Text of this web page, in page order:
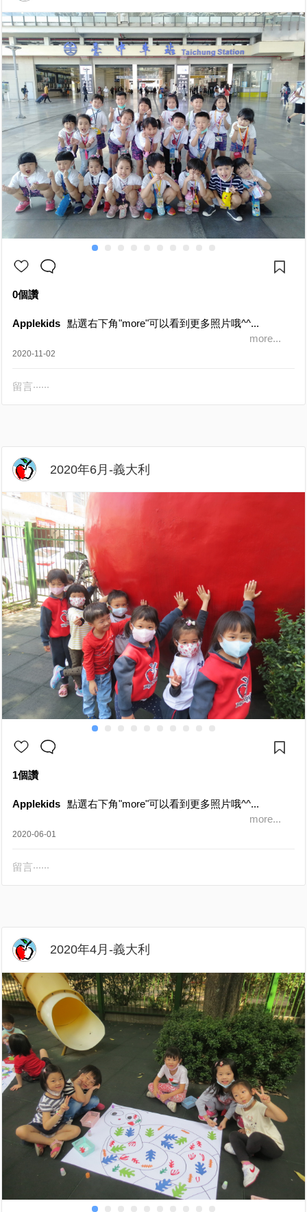
0個讚
Applekids
點選右下角"more"可以看到更多照片哦^^...
more...
2020-11-02
留言‧‧‧‧‧‧
2020年6月-義大利
1個讚
Applekids
點選右下角"more"可以看到更多照片哦^^...
more...
2020-06-01
留言‧‧‧‧‧‧
2020年4月-義大利